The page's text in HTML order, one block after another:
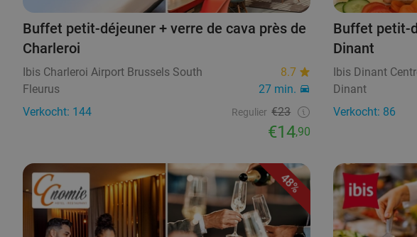
Buffet petit-déjeuner + verre de cava près de
Charleroi
Ibis Charleroi Airport Brussels South
8.7
Fleurus
27 min.
Verkocht: 144
Regulier €23
€14,90
Buffet petit-
Dinant
Ibis Dinant
Dinant
Verkocht: 86
48%